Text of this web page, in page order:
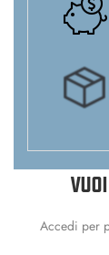
Accedi per